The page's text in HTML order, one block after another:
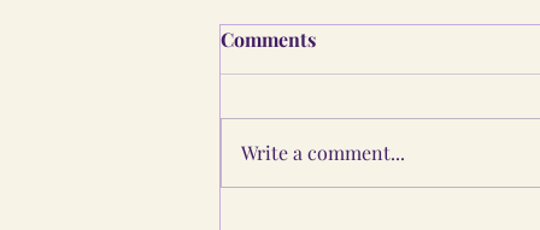
Comments
Write a comment...